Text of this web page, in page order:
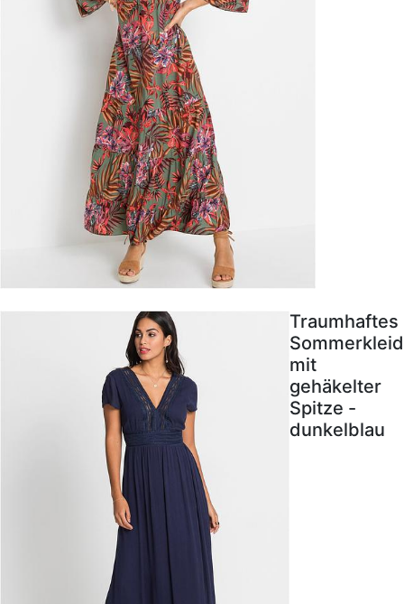
Traumhaftes
Sommerkleid
mit
gehäkelter
Spitze -
dunkelblau